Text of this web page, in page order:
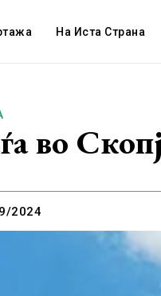
На Иста Страна
во
2024